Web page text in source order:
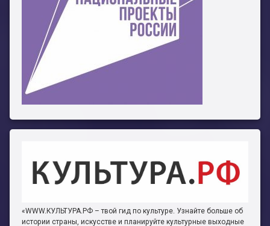
«WWW.КУЛЬТУРА.РФ – твой гид по культуре. Узнайте больше об
истории страны, искусстве и планируйте культурные выходные